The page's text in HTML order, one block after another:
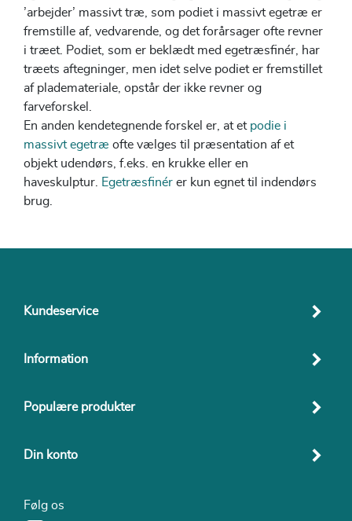
’arbejder’ massivt træ, som podiet i massivt egetræ er
fremstille af, vedvarende, og det forårsager ofte revner
i træet. Podiet, som er beklædt med egetræsfinér, har
træets aftegninger, men idet selve podiet er fremstillet
af plademateriale, opstår der ikke revner og
farveforskel.
En anden kendetegnende forskel er, at et podie i
massivt egetræ ofte vælges til præsentation af et
objekt udendørs, f.eks. en krukke eller en
haveskulptur.
Egetræsfinér er kun egnet til indendørs
brug.
Kundeservice
Information
Populære produkter
Din konto
Følg os